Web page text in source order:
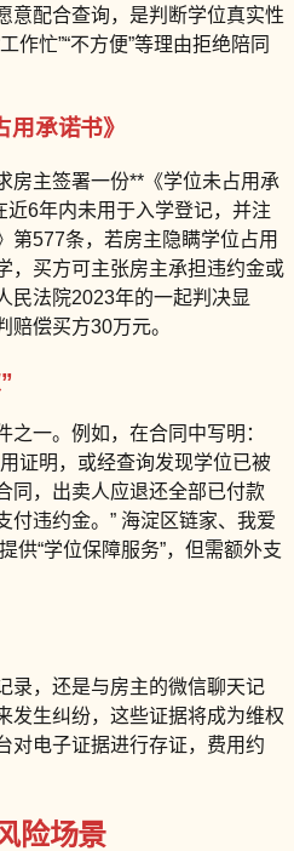
意配合查询，是判断学位真实性
作忙”“不方便”等理由拒绝陪同
承诺书》
房主签署一份**《学位未占用承
6年内未用于入学登记，并注
第577条，若房主隐瞒学位占用
，买方可主张房主承担违约金或
民法院2023年的一起判决显
赔偿买方30万元。
一。例如，在合同中写明：
证明，或经查询发现学位已被
同，出卖人应退还全部已付款
付违约金。” 海淀区链家、我爱
供“学位保障服务”，但需额外支
录，还是与房主的微信聊天记
发生纠纷，这些证据将成为维权
对电子证据进行存证，费用约
险场景